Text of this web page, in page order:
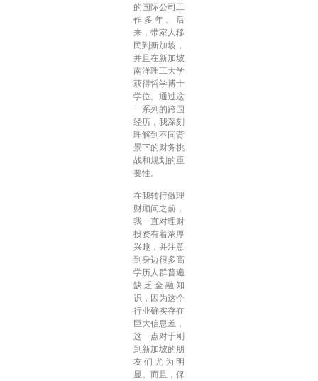
的国际公司工
作多年。后
来，带家人移
民到新加坡，
并且在新加坡
南洋理工大学
获得哲学博士
学位。通过这
一系列的跨国
经历，我深刻
理解到不同背
景下的财务挑
战和规划的重
要性。
在我转行做理
财顾问之前，
我一直对理财
投资有着浓厚
兴趣，并注意
到身边很多高
学历人群普遍
缺乏金融知
识，因为这个
行业确实存在
巨大信息差，
这一点对于刚
到新加坡的朋
友们尤为明
显。而且，保